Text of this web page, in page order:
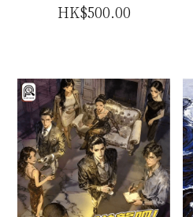
會員優惠
主持/劇本招募
到址及團建服務
傳媒報道
聯絡我們
HK$500.00